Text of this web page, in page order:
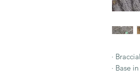
·
· Base